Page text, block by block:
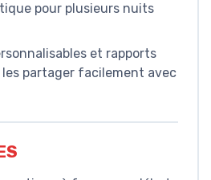
pour plusieurs nuits
et rapports
les partager facilement avec